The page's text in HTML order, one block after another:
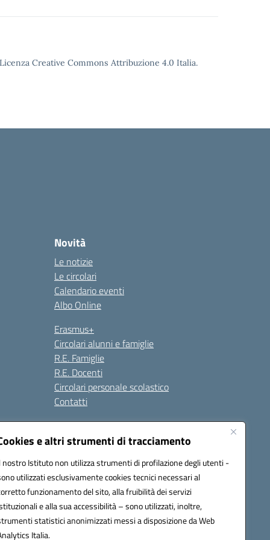
e altri strumenti di tracciamento
nostro Istituto non utilizza strumenti di profilazione degli utenti -
utilizzati esclusivamente cookies tecnici necessari al
funzionamento del sito, alla fruibilità dei servizi
e alla sua accessibilità – sono utilizzati, inoltre,
statistici anonimizzati messi a disposizione da Web
Italia.
Creative Commons Attribuzione 4.0 Italia.
Novità
Le notizie
Le circolari
Calendario eventi
Albo Online
Erasmus+
Circolari alunni e famiglie
R.E. Famiglie
R.E. Docenti
Circolari personale scolastico
Contatti
Seguici su: